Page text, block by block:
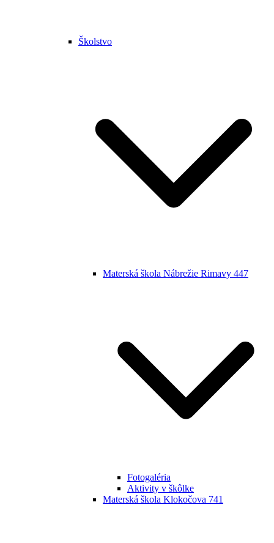
Školstvo
Materská škola Nábrežie Rimavy 447
Fotogaléria
Aktivity v škôlke
Materská škola Klokočova 741